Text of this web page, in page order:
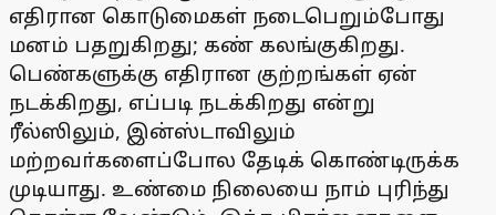
எதிரான கொடுமைகள் நடைபெறும்போது
மனம் பதறுகிறது; கண் கலங்குகிறது.
பெண்களுக்கு எதிரான குற்றங்கள் ஏன்
நடக்கிறது, எப்படி நடக்கிறது என்று
ரீல்ஸிலும், இன்ஸ்டாவிலும்
மற்றவா்களைப்போல தேடிக் கொண்டிருக்க
முடியாது. உண்மை நிலையை நாம் புரிந்து